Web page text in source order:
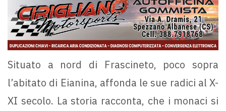
Situato a nord di Frascineto, poco sopra
l’abitato di Eianina, affonda le sue radici al X-
XI secolo. La storia racconta, che i monaci si